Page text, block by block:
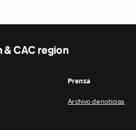
& CAC region
Prensa
Archivo de noticias